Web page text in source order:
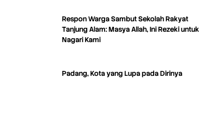
Respon Warga Sambut Sekolah Rakyat
Tanjung Alam: Masya Allah, Ini Rezeki untuk
Nagari Kami
Padang, Kota yang Lupa pada Dirinya